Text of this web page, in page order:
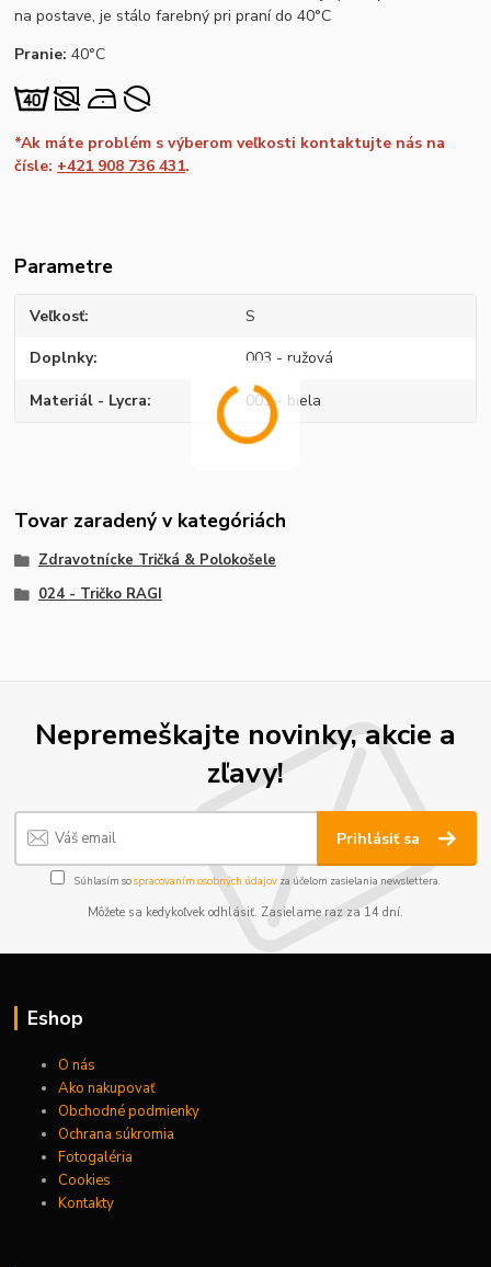
na postave, je stálo farebný pri praní do 40°C
Pranie:40°C
*Ak máte problém s výberom veľkosti kontaktujte nás na
čísle: +421 908 736 431.
Parametre
Veľkosť S
Doplnky 003 - ružová
Materiál - Lycra 001 - biela
Tovar zaradený v kategóriách
Zdravotnícke Tričká & Polokošele
024 - Tričko RAGI
Nepremeškajte novinky, akcie a
zľavy!
Prihlásiť sa
Súhlasím sospracovaním osobných údajov za účelom zasielania newslettera.
Môžete sa kedykoľvek odhlásiť. Zasielame raz za 14 dní.
Eshop
O nás
Ako nakupovať
Obchodné podmienky
Ochrana súkromia
Fotogaléria
Cookies
Kontakty